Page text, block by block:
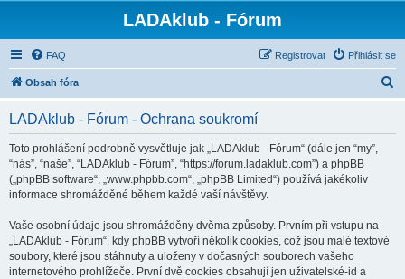
LADAklub - Fórum
FAQ Přihlásit se
Registrovat
Obsah fóra
LADAklub - Fórum - Ochrana soukromí
Toto prohlášení podrobně vysvětluje jak „LADAklub - Fórum“ (dále jen “my”,
“nás”, “naše”, “LADAklub - Fórum”, “https://forum.ladaklub.com”) a phpBB
(„phpBB software“, „www.phpbb.com“, „phpBB Limited“) používá jakékoliv
informace shromážděné během každé vaší návštěvy.
Vaše osobní údaje jsou shromážděny dvěma způsoby. Prvním při vstupu na
„LADAklub - Fórum“, kdy phpBB vytvoří několik cookies, což jsou malé textové
soubory, které jsou stáhnuty a uloženy v dočasných souborech vašeho
internetového prohlížeče. První dvě cookies obsahují jen uživatelské-id a